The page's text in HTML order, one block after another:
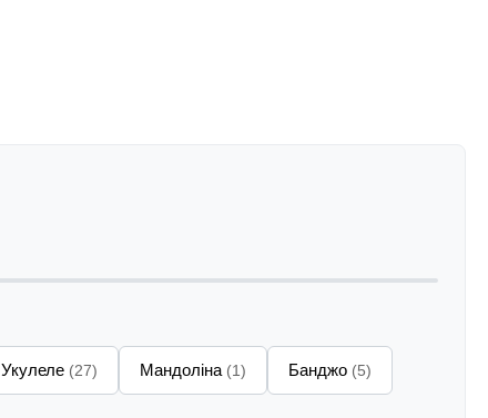
Укулеле (27) Мандоліна (1) Банджо (5)